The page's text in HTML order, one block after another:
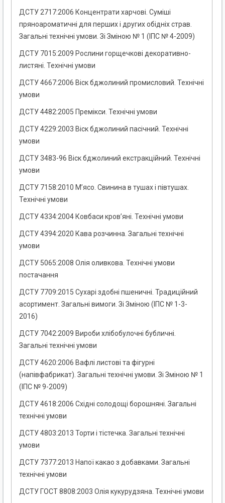
ДСТУ 2717:2006 Концентрати харчові. Суміші
пряноароматичні для перших і других обідніх страв.
Загальні технічні умови. Зі Зміною № 1 (ІПС № 4-2009)
ДСТУ 7015:2009 Рослини горщечкові декоративно-
листяні. Технічні умови
ДСТУ 4667:2006 Віск бджолиний промисловий. Технічні
умови
ДСТУ 4482:2005 Премікси. Технічні умови
ДСТУ 4229:2003 Віск бджолиний пасічний. Технічні
умови
ДСТУ 3483-96 Віск бджолиний екстракційний. Технічні
умови
ДСТУ 7158:2010 М’ясо. Свинина в тушах і півтушах.
Технічні умови
ДСТУ 4334:2004 Ковбаси кров’яні. Технічні умови
ДСТУ 4394:2020 Кава розчинна. Загальні технічні
умови
ДСТУ 5065:2008 Олія оливкова. Технічні умови
постачання
ДСТУ 7709:2015 Сухарі здобні пшеничні. Традиційний
асортимент. Загальні вимоги. Зі Зміною (ІПС № 1-3-
2016)
ДСТУ 7042:2009 Вироби хлібобулочні бубличні.
Загальні технічні умови
ДСТУ 4620:2006 Вафлі листові та фігурні
(напівфабрикат). Загальні технічні умови. Зі Зміною № 1
(ІПС № 9-2009)
ДСТУ 4618:2006 Східні солодощі борошняні. Загальні
технічні умови
ДСТУ 4803:2013 Торти і тістечка. Загальні технічні
умови
ДСТУ 7377:2013 Напої какао з добавками. Загальні
технічні умови
ДСТУ ГОСТ 8808:2003 Олія кукурудзяна. Технічні умови